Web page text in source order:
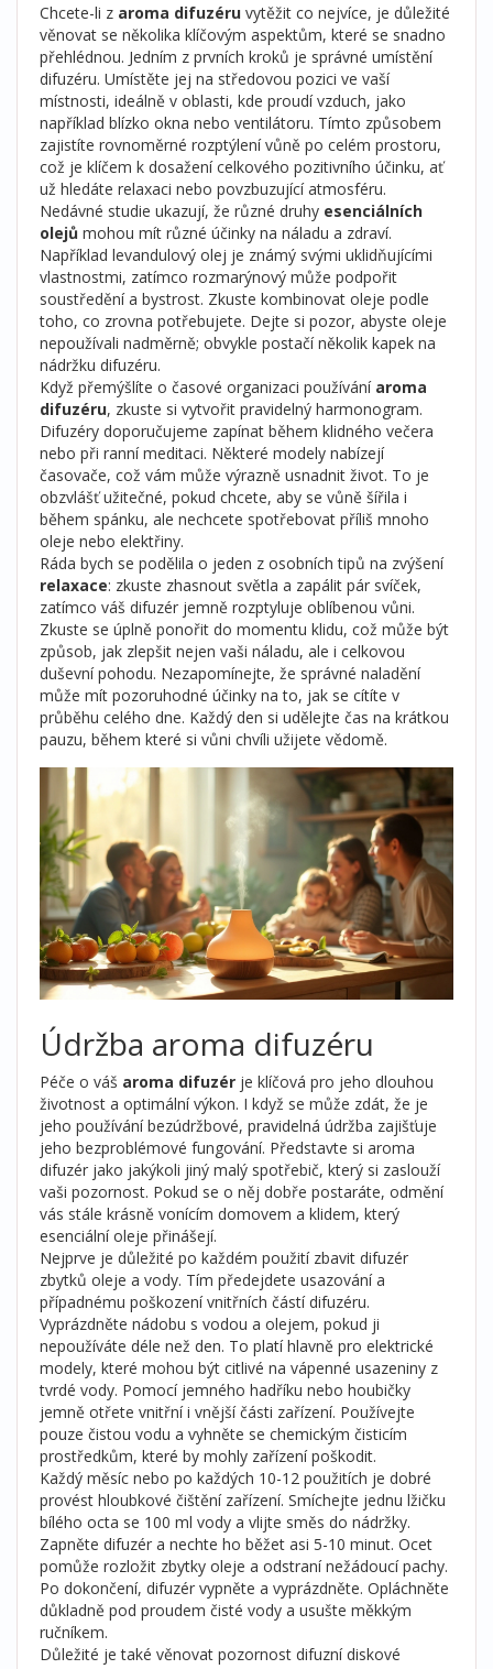
Chcete-li z aroma difuzéru vytěžit co nejvíce, je důležité
věnovat se několika klíčovým aspektům, které se snadno
přehlédnou. Jedním z prvních kroků je správné umístění
difuzéru. Umístěte jej na středovou pozici ve vaší
místnosti, ideálně v oblasti, kde proudí vzduch, jako
například blízko okna nebo ventilátoru. Tímto způsobem
zajistíte rovnoměrné rozptýlení vůně po celém prostoru,
což je klíčem k dosažení celkového pozitivního účinku, ať
už hledáte relaxaci nebo povzbuzující atmosféru.
Nedávné studie ukazují, že různé druhy esenciálních
olejů mohou mít různé účinky na náladu a zdraví.
Například levandulový olej je známý svými uklidňujícími
vlastnostmi, zatímco rozmarýnový může podpořit
soustředění a bystrost. Zkuste kombinovat oleje podle
toho, co zrovna potřebujete. Dejte si pozor, abyste oleje
nepoužívali nadměrně; obvykle postačí několik kapek na
nádržku difuzéru.
Když přemýšlíte o časové organizaci používání aroma
difuzéru, zkuste si vytvořit pravidelný harmonogram.
Difuzéry doporučujeme zapínat během klidného večera
nebo při ranní meditaci. Některé modely nabízejí
časovače, což vám může výrazně usnadnit život. To je
obzvlášť užitečné, pokud chcete, aby se vůně šířila i
během spánku, ale nechcete spotřebovat příliš mnoho
oleje nebo elektřiny.
Ráda bych se podělila o jeden z osobních tipů na zvýšení
relaxace: zkuste zhasnout světla a zapálit pár svíček,
zatímco váš difuzér jemně rozptyluje oblíbenou vůni.
Zkuste se úplně ponořit do momentu klidu, což může být
způsob, jak zlepšit nejen vaši náladu, ale i celkovou
duševní pohodu. Nezapomínejte, že správné naladění
může mít pozoruhodné účinky na to, jak se cítíte v
průběhu celého dne. Každý den si udělejte čas na krátkou
pauzu, během které si vůni chvíli užijete vědomě.
Údržba aroma difuzéru
Péče o váš aroma difuzér je klíčová pro jeho dlouhou
životnost a optimální výkon. I když se může zdát, že je
jeho používání bezúdržbové, pravidelná údržba zajišťuje
jeho bezproblémové fungování. Představte si aroma
difuzér jako jakýkoli jiný malý spotřebič, který si zaslouží
vaši pozornost. Pokud se o něj dobře postaráte, odmění
vás stále krásně vonícím domovem a klidem, který
esenciální oleje přinášejí.
Nejprve je důležité po každém použití zbavit difuzér
zbytků oleje a vody. Tím předejdete usazování a
případnému poškození vnitřních částí difuzéru.
Vyprázdněte nádobu s vodou a olejem, pokud ji
nepoužíváte déle než den. To platí hlavně pro elektrické
modely, které mohou být citlivé na vápenné usazeniny z
tvrdé vody. Pomocí jemného hadříku nebo houbičky
jemně otřete vnitřní i vnější části zařízení. Používejte
pouze čistou vodu a vyhněte se chemickým čisticím
prostředkům, které by mohly zařízení poškodit.
Každý měsíc nebo po každých 10-12 použitích je dobré
provést hloubkové čištění zařízení. Smíchejte jednu lžičku
bílého octa se 100 ml vody a vlijte směs do nádržky.
Zapněte difuzér a nechte ho běžet asi 5-10 minut. Ocet
pomůže rozložit zbytky oleje a odstraní nežádoucí pachy.
Po dokončení, difuzér vypněte a vyprázdněte. Opláchněte
důkladně pod proudem čisté vody a usušte měkkým
ručníkem.
Důležité je také věnovat pozornost difuzní diskové